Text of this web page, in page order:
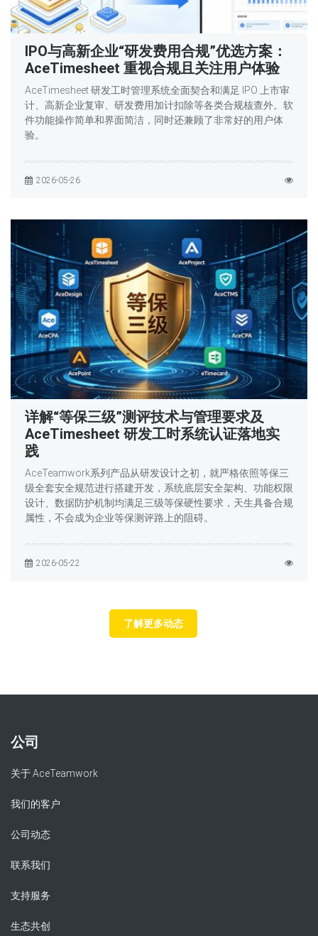
IPO与高新企业“研发费用合规”优选方案：
AceTimesheet 重视合规且关注用户体验
AceTimesheet 研发工时管理系统全面契合和满足 IPO 上市审
计、高新企业复审、研发费用加计扣除等各类合规核查外。软
件功能操作简单和界面简洁，同时还兼顾了非常好的用户体
验。
2026-05-26
详解“等保三级”测评技术与管理要求及
AceTimesheet 研发工时系统认证落地实
践
AceTeamwork系列产品从研发设计之初，就严格依照等保三
级全套安全规范进行搭建开发，系统底层安全架构、功能权限
设计、数据防护机制均满足三级等保硬性要求，天生具备合规
属性，不会成为企业等保测评路上的阻碍。
2026-05-22
了解更多动态
公司
关于 AceTeamwork
我们的客户
公司动态
联系我们
支持服务
生态共创